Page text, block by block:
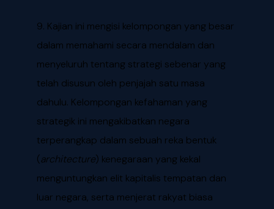
9. Kajian ini mengisi kelompongan yang besar
dalam memahami secara mendalam dan
menyeluruh tentang strategi sebenar yang
telah disusun oleh penjajah satu masa
dahulu. Kelompongan kefahaman yang
strategik ini mengakibatkan negara
terperangkap dalam sebuah reka bentuk
(architecture) kenegaraan yang kekal
menguntungkan elit kapitalis tempatan dan
luar negara, serta menjerat rakyat biasa